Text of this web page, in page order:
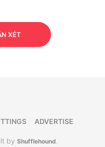
XÉT
ADVERTISE
by Shufflehound